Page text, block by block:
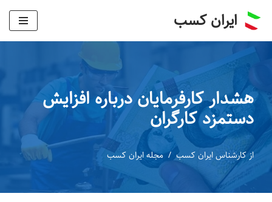
پرش
ایران کسب
هشدار کارفرمایان درباره افزایش
دستمزد کارگران
ازکارشناس ایران کسب مجله ایران کسب